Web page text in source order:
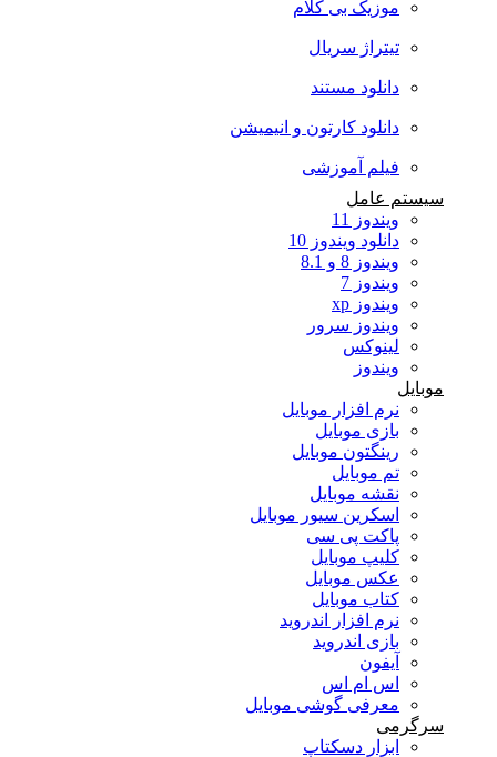
موزیک بی کلام
تیتراژ سریال
دانلود مستند
دانلود کارتون و انیمیشن
فیلم آموزشی
سیستم عامل
ویندوز 11
دانلود ویندوز 10
ویندوز 8 و 8.1
ویندوز 7
ویندوز xp
ویندوز سرور
لینوکس
ویندوز
موبایل
نرم افزار موبایل
بازی موبایل
رینگتون موبایل
تم موبایل
نقشه موبایل
اسکرین سیور موبایل
پاکت پی سی
کلیپ موبایل
عکس موبایل
کتاب موبایل
نرم افزار اندروید
بازی اندروید
آیفون
اس ام اس
معرفی گوشی موبایل
سرگرمی
ابزار دسکتاپ